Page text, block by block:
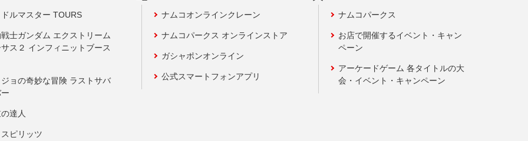
ルマスター TOURS
士ガンダム エクストリーム
ス２ インフィニットブース
ョの奇妙な冒険 ラストサバ
達人
ピリッツ
ナムコオンラインクレーン
ナムコパークス オンラインストア
ガシャポンオンライン
公式スマートフォンアプリ
ナムコパークス
お店で開催するイベント・キャン
ペーン
アーケードゲーム 各タイトルの大
会・イベント・キャンペーン